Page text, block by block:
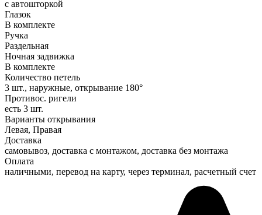
с автошторкой
Глазок
В комплекте
Ручка
Раздельная
Ночная задвижка
В комплекте
Количество петель
3 шт., наружные, открывание 180°
Противос. ригели
есть 3 шт.
Варианты открывания
Левая, Правая
Доставка
самовывоз, доставка с монтажом, доставка без монтажа
Оплата
наличными, перевод на карту, через терминал, расчетный счет